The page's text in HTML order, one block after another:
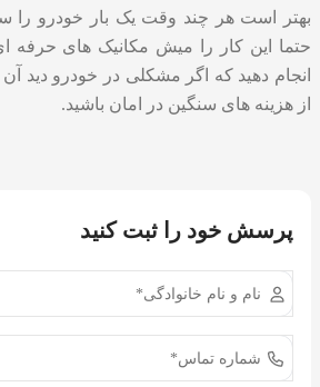
بهتر است هر چند وقت یک بار خودرو را
حتما این کار را میش مکانیک های حرفه
انجام دهید که اگر مشکلی در خودرو دید
از هزینه های سنگین در امان باشید.
پرسش خود را ثبت کنید